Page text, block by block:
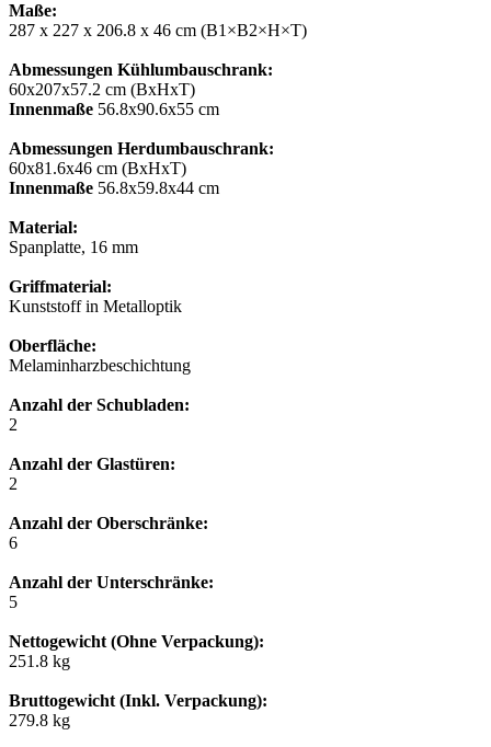
Maße:
287 x 227 x 206.8 x 46 cm (B1×B2×H×T)
Abmessungen Kühlumbauschrank:
60x207x57.2 cm (BxHxT)
Innenmaße 56.8x90.6x55 cm
Abmessungen Herdumbauschrank:
60x81.6x46 cm (BxHxT)
Innenmaße 56.8x59.8x44 сm
Material:
Spanplatte, 16 mm
Griffmaterial:
Kunststoff in Metalloptik
Oberfläche:
Melaminharzbeschichtung
Anzahl der Schubladen:
2
Anzahl der Glastüren:
2
Anzahl der Oberschränke:
6
Anzahl der Unterschränke:
5
Nettogewicht (Ohne Verpackung):
251.8 kg
Bruttogewicht (Inkl. Verpackung):
279.8 kg